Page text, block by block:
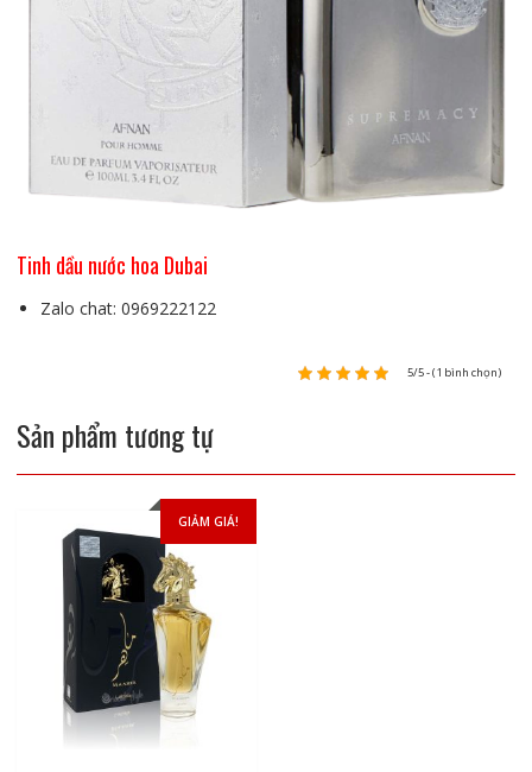
Tinh dầu nước hoa Dubai
Zalo chat: 0969222122
5/5 - (1 bình chọn)
Sản phẩm tương tự
GIẢM GIÁ!